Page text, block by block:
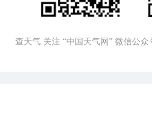
查天气 关注 “中国天气网” 微信公众